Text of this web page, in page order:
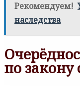
Рекомендуем!
наследства
по закону